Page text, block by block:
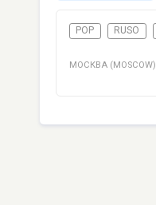
POP RUSO
МОСКВА (MOSCOW)